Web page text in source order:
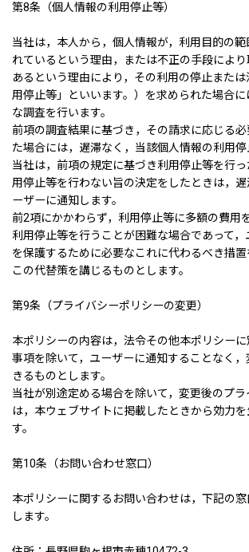
第8条（個人情報の利用停止等）
当社は，本人から，個人情報が，利用目的の
れているという理由，または不正の手段によ
あるという理由により，その利用の停止または
用停止等」といいます。）を求められた場合
な調査を行います。
前項の調査結果に基づき，その請求に応じる
た場合には，遅滞なく，当該個人情報の利用停
当社は，前項の規定に基づき利用停止等を行っ
用停止等を行わない旨の決定をしたときは，
ーザーに通知します。
前2項にかかわらず，利用停止等に多額の費用
利用停止等を行うことが困難な場合であって
を保護するために必要なこれに代わるべき措置
この代替策を講じるものとします。
第9条（プライバシーポリシーの変更）
本ポリシーの内容は，法令その他本ポリシー
事項を除いて，ユーザーに通知することなく
きるものとします。
当社が別途定める場合を除いて，変更後のプ
は，本ウェブサイトに掲載したときから効力
す。
第10条（お問い合わせ窓口）
本ポリシーに関するお問い合わせは，下記の
します。